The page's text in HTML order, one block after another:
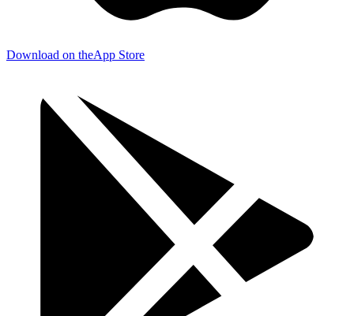
Download on theApp Store